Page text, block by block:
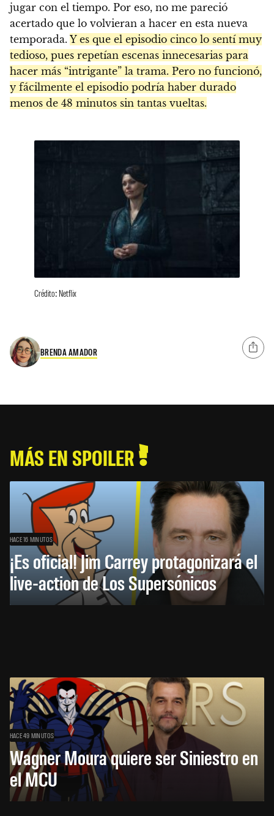
jugar con el tiempo. Por eso, no me pareció
acertado que lo volvieran a hacer en esta nueva
temporada. Y es que el episodio cinco lo sentí muy
tedioso, pues repetían escenas innecesarias para
hacer más “intrigante” la trama. Pero no funcionó,
y fácilmente el episodio podría haber durado
menos de 48 minutos sin tantas vueltas.
Crédito: Netflix
BRENDA AMADOR
MÁS EN SPOILER
HACE 16 MINUTOS
¡Es oficial! Jim Carrey protagonizará el
live-action de Los Supersónicos
HACE 49 MINUTOS
Wagner Moura quiere ser Siniestro en
el MCU